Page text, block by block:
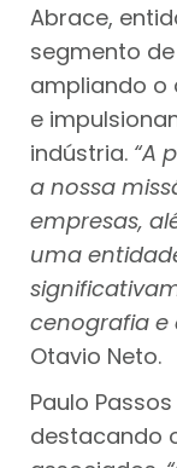
Abrace,
segmento
ampliando o
e
indústria. “A
a nossa
empresas,
uma
cenografia e
Otavio Neto.
Paulo
destacando